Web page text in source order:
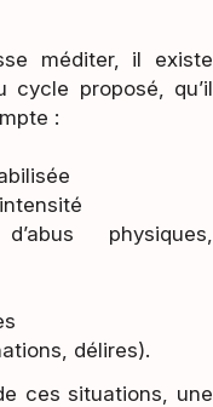
méditer, il existe
cycle proposé, qu’il
:
physiques,
délires).
ces situations, une